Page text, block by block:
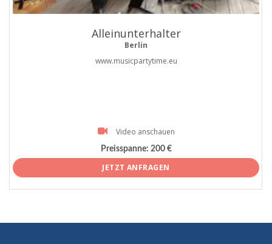
Alleinunterhalter
Berlin
www.musicpartytime.eu
Video anschauen
Preisspanne: 200 €
JETZT ANFRAGEN